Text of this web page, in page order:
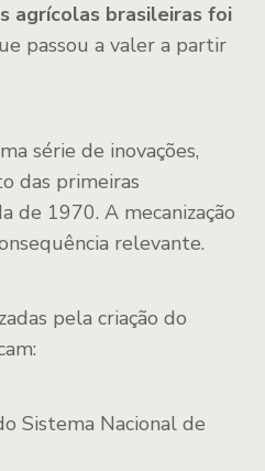
agrícolas brasileiras foi
passou a valer a partir
série de inovações,
das primeiras
de 1970. A mecanização
relevante.
pela criação do
Sistema Nacional de